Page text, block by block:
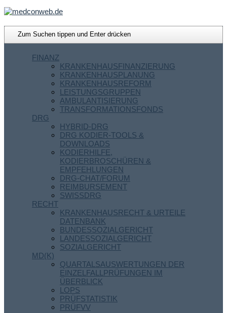
FINANZ
KRANKENHAUSFINANZIERUNG
KRANKENHAUSPLANUNG
KRANKENHAUSREFORM
LEISTUNGSGRUPPEN
AMBULANTISIERUNG
TRANSFORMATIONSFONDS
DRG
HYBRID-DRG
DRG KODIER-TOOLS &
DOWNLOADS
KODIERHILFE,
KODIERBROSCHÜREN &
EMPFEHLUNGEN
DRG-CHAT/FORUM
REIMBURSEMENT
SWISSDRG
RECHT
KRANKENHAUSRECHT & URTEILE
DATENBANK
BUNDESSOZIALGERICHT
LANDESSOZIALGERICHT
SOZIALGERICHT
MD(K)
QUARTALSAUSWERTUNGEN DER
EINZELFALLPRÜFUNGEN IM
ÜBERBLICK
LOPS
PRÜFSTATISTIK
PRÜFVV